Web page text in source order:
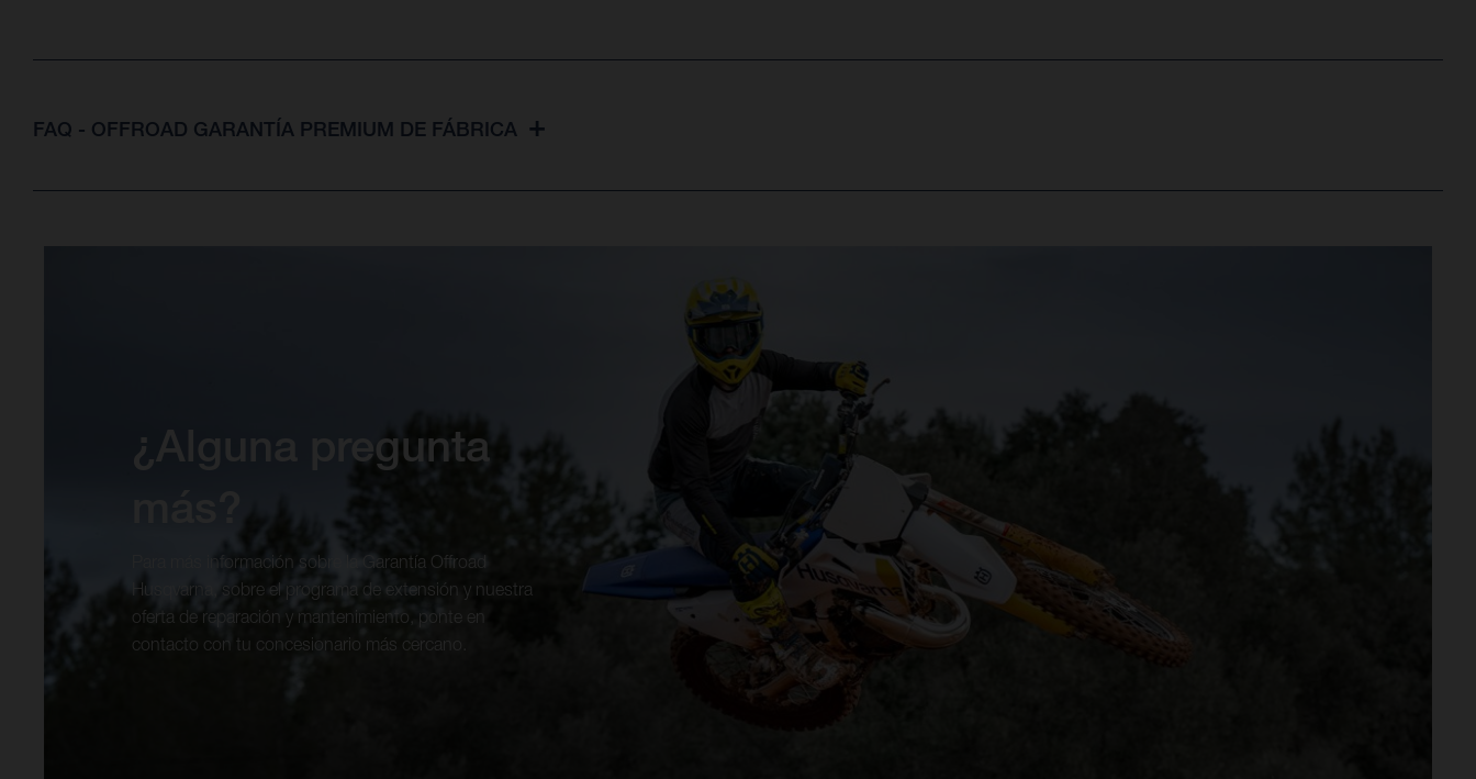
FAQ - OFFROAD GARANTÍA PREMIUM DE FÁBRICA
Para más información sobre la Garantía Offroad
Husqvarna, sobre el programa de extensión y nuestra
oferta de reparación y mantenimiento, ponte en
contacto con tu concesionario más cercano.
¿Alguna pregunta